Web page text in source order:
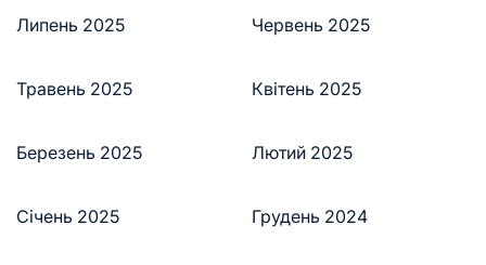
Липень 2025 Червень 2025
Травень 2025 Квітень 2025
Березень 2025 Лютий 2025
Січень 2025 Грудень 2024